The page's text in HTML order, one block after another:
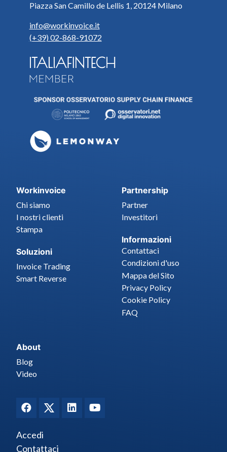
Piazza San Camillo de Lellis 1, 20124 Milano
info@workinvoice.it
(+39) 02-868-91072
Workinvoice
Chi siamo
I nostri clienti
Stampa
Soluzioni
Invoice Trading
Smart Reverse
Partnership
Partner
Investitori
Informazioni
Contattaci
Condizioni d'uso
Mappa del Sito
Privacy Policy
Cookie Policy
FAQ
About
Blog
Video
Accedi
Contattaci